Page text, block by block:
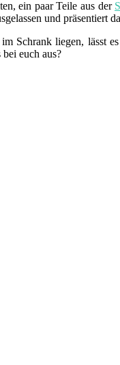
ein paar Teile aus der
und präsentiert
Schrank liegen, lässt
euch aus?